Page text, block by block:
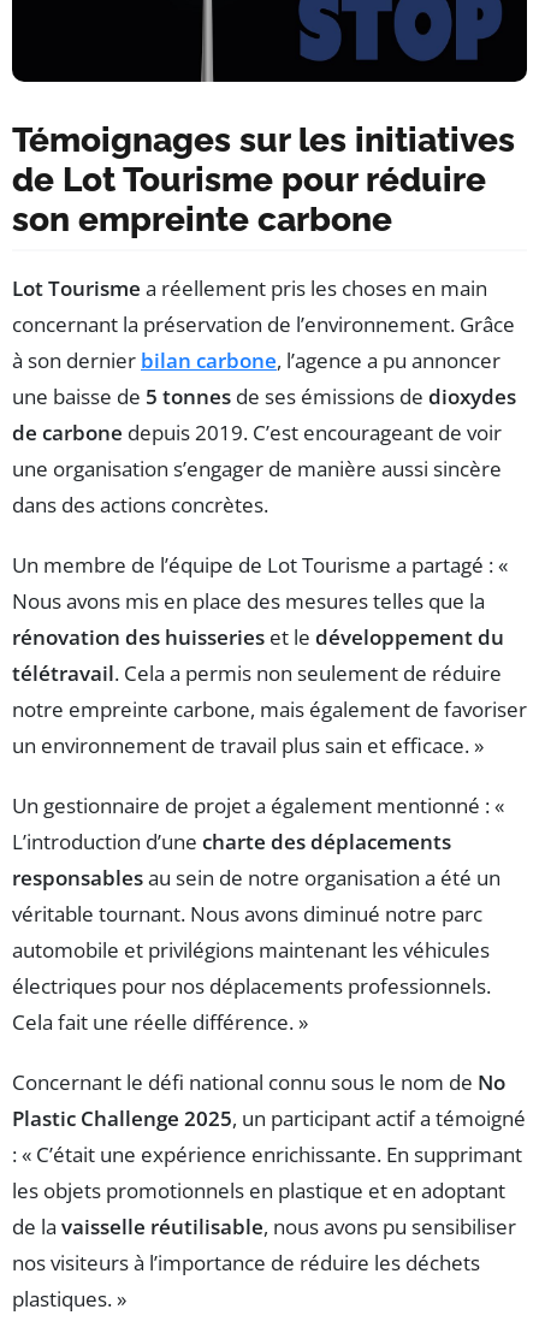
Témoignages sur les initiatives
de Lot Tourisme pour réduire
son empreinte carbone
Lot Tourisme a réellement pris les choses en main
concernant la préservation de l’environnement. Grâce
à son dernier bilan carbone, l’agence a pu annoncer
une baisse de 5 tonnes de ses émissions de dioxydes
de carbone depuis 2019. C’est encourageant de voir
une organisation s’engager de manière aussi sincère
dans des actions concrètes.
Un membre de l’équipe de Lot Tourisme a partagé : «
Nous avons mis en place des mesures telles que la
rénovation des huisseries et le développement du
télétravail. Cela a permis non seulement de réduire
notre empreinte carbone, mais également de favoriser
un environnement de travail plus sain et efficace. »
Un gestionnaire de projet a également mentionné : «
L’introduction d’une charte des déplacements
responsablesau sein de notre organisation a été un
véritable tournant. Nous avons diminué notre parc
automobile et privilégions maintenant les véhicules
électriques pour nos déplacements professionnels.
Cela fait une réelle différence. »
Concernant le défi national connu sous le nom de No
Plastic Challenge 2025, un participant actif a témoigné
: « C’était une expérience enrichissante. En supprimant
les objets promotionnels en plastique et en adoptant
de la vaisselle réutilisable, nous avons pu sensibiliser
nos visiteurs à l’importance de réduire les déchets
plastiques. »